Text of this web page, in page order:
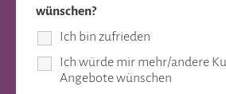
wünschen?
Ich bin zufrieden
Ich würde mir mehr/andere
Angebote wünschen